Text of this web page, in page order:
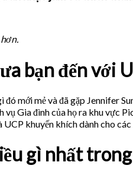
bạn đến với
đó mới mẻ và đã gặp Jennifer
vụ Gia đình của họ ra khu vực
UCP khuyến khích dành cho
gì nhất